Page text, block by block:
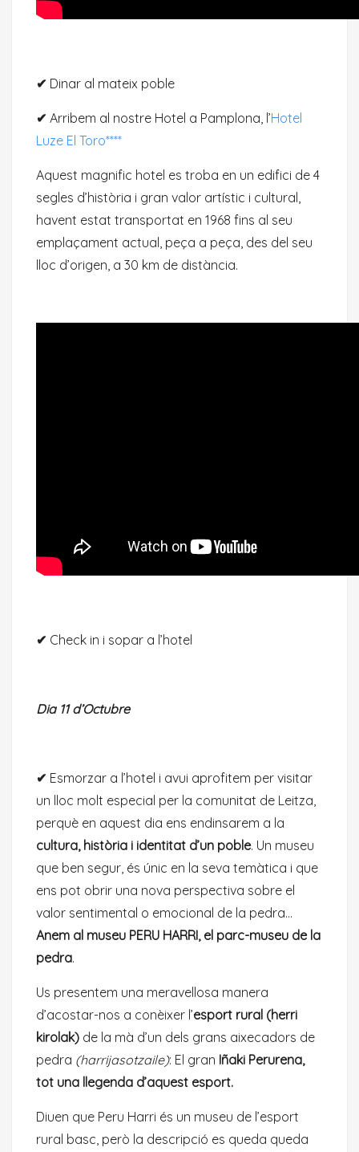
✔ Dinar al mateix poble
✔ Arribem al nostre Hotel a Pamplona, l’Hotel
Luze El Toro****
Aquest magnific hotel es troba en un edifici de 4
segles d’història i gran valor artístic i cultural,
havent estat transportat en 1968 fins al seu
emplaçament actual, peça a peça, des del seu
lloc d’origen, a 30 km de distància.
✔ Check in i sopar a l’hotel
Dia 11 d’Octubre
✔ Esmorzar a l’hotel i avui aprofitem per visitar
un lloc molt especial per la comunitat de Leitza,
perquè en aquest dia ens endinsarem a la
cultura, història i identitat d’un poble. Un museu
que ben segur, és únic en la seva temàtica i que
ens pot obrir una nova perspectiva sobre el
valor sentimental o emocional de la pedra…
Anem al museu PERU HARRI, el parc-museu de la
pedra.
Us presentem una meravellosa manera
d’acostar-nos a conèixer l’esport rural (herri
kirolak) de la mà d’un dels grans aixecadors de
pedra (harrijasotzaile): El gran Iñaki Perurena,
tot una llegenda d’aquest esport.
Diuen que Peru Harri és un museu de l’esport
rural basc, però la descripció es queda queda